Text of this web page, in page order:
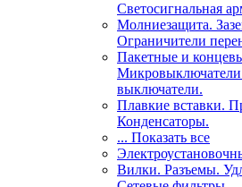
Светосигнальная
Молниезащита.
Ограничители
Пакетные и
выключатели.
Плавкие вставки.
Конденсаторы.
... Показать все
Вилки. Разъемы.